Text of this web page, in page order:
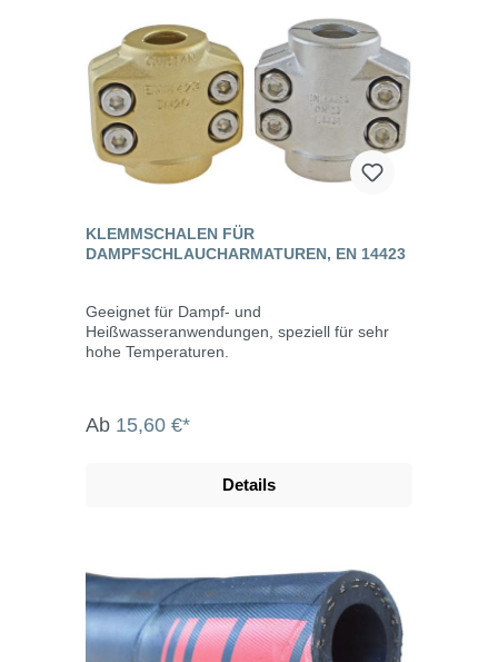
KLEMMSCHALEN FÜR
DAMPFSCHLAUCHARMATUREN, EN 14423
Geeignet für Dampf- und
Heißwasseranwendungen, speziell für sehr
hohe Temperaturen.
Ab 15,60 €*
Details